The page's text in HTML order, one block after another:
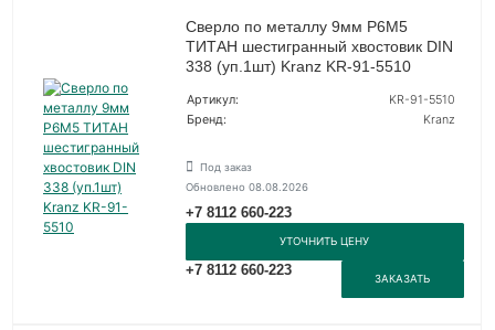
Сверло по металлу 9мм Р6М5
ТИТАН шестигранный хвостовик DIN
338 (уп.1шт) Kranz KR-91-5510
Артикул:
KR-91-5510
Бренд:
Kranz
Под заказ
Обновлено 08.08.2026
+7 8112 660-223
УТОЧНИТЬ ЦЕНУ
+7 8112 660-223
ЗАКАЗАТЬ